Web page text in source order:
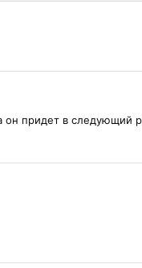
он придет в следующий